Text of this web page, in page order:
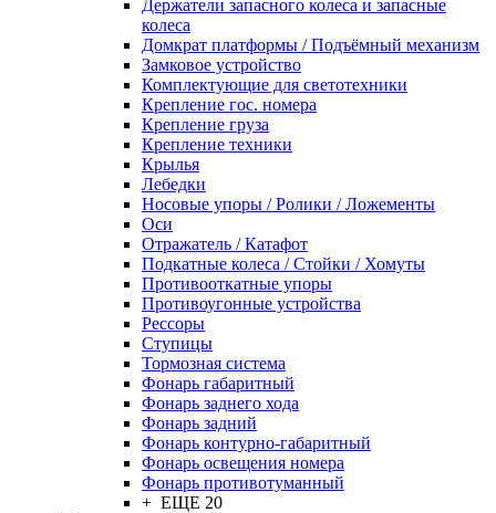
Держатели запасного колеса и запасные
колеса
Домкрат платформы / Подъёмный механизм
Замковое устройство
Комплектующие для светотехники
Крепление гос. номера
Крепление груза
Крепление техники
Крылья
Лебедки
Носовые упоры / Ролики / Ложементы
Оси
Отражатель / Катафот
Подкатные колеса / Стойки / Хомуты
Противооткатные упоры
Противоугонные устройства
Рессоры
Ступицы
Тормозная система
Фонарь габаритный
Фонарь заднего хода
Фонарь задний
Фонарь контурно-габаритный
Фонарь освещения номера
Фонарь противотуманный
+ ЕЩЕ 20